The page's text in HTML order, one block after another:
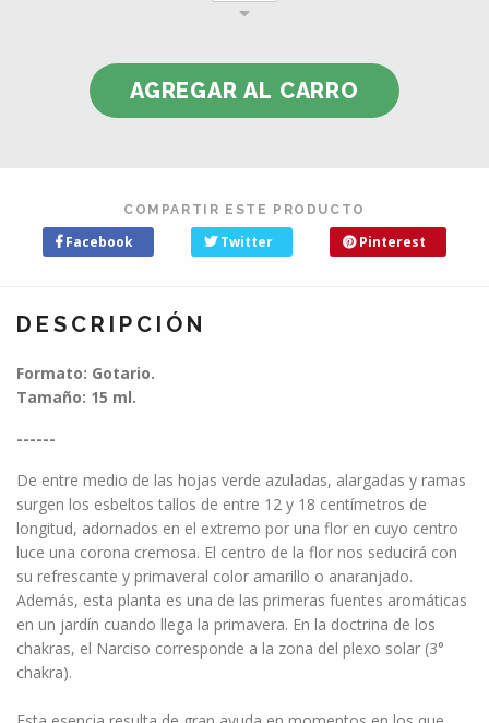
COMPARTIR ESTE PRODUCTO
Facebook Twitter Pinterest
DESCRIPCIÓN
Formato: Gotario.
Tamaño: 15 ml.
------
De entre medio de las hojas verde azuladas, alargadas y ramas
surgen los esbeltos tallos de entre 12 y 18 centímetros de
longitud, adornados en el extremo por una flor en cuyo centro
luce una corona cremosa. El centro de la flor nos seducirá con
su refrescante y primaveral color amarillo o anaranjado.
Además, esta planta es una de las primeras fuentes aromáticas
en un jardín cuando llega la primavera. En la doctrina de los
chakras, el Narciso corresponde a la zona del plexo solar (3°
chakra).